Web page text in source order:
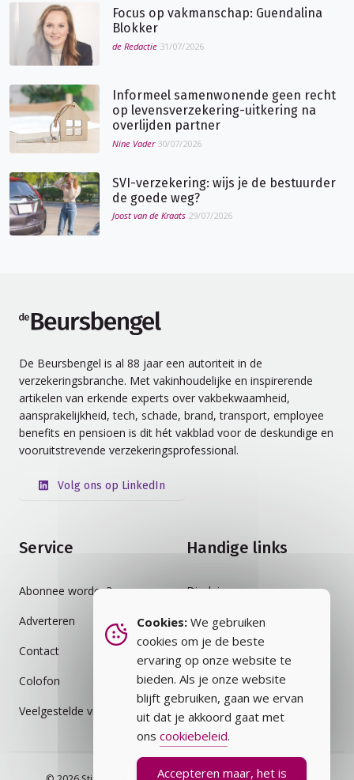
Focus op vakmanschap: Guendalina
Blokker
de Redactie 31/07/2026
Informeel samenwonende geen recht
op levensverzekering-uitkering na
overlijden partner
Nine Vader 30/07/2026
SVI-verzekering: wijs je de bestuurder
de goede weg?
Joost van de Kraats 29/07/2026
De Beursbengel is al 88 jaar een autoriteit in de
verzekeringsbranche. Met vakinhoudelijke en inspirerende
artikelen van erkende experts over vakbekwaamheid,
aansprakelijkheid, tech, schade, brand, transport, employee
benefits en pensioen is dit hét vakblad voor de deskundige en
vooruitstrevende verzekeringsprofessional.
Volg ons op LinkedIn
Service
Abonnee worden?
Adverteren
Contact
Colofon
Veelgestelde vragen
Handige links
Disclaimer
Auteursrecht
Cookiebeleid
Privacybeleid
Vakblad
Cookies: We gebruiken
cookies om je de beste
ervaring op onze website te
bieden. Als je onze website
blijft gebruiken, gaan we ervan
uit dat je akkoord gaat met
ons cookiebeleid.
Accepteren maar, het is